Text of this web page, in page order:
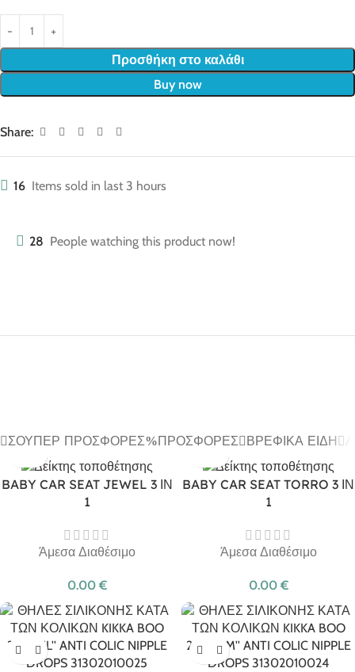
Προσθήκη στο καλάθι
Buy now
Share:
16 Items sold in last 3 hours
28 People watching this product now!
ΣΟΎΠΕΡ ΠΡΟΣΦΟΡΈΣ ΠΡΟΣΦΟΡΈΣ ΒΡΕΦΙΚΆ ΕΊΔΗ
BABY CAR SEAT JEWEL 3 ΙΝ
1
Άμεσα Διαθέσιμο
0.00 €
BABY CAR SEAT TORRO 3 ΙΝ
1
Άμεσα Διαθέσιμο
0.00 €